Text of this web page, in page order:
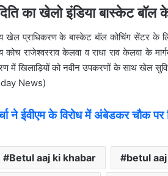
का खेलो इंडिया बास्केट बॉल
खेल प्राधिकरण के बास्केट बॉल कोचिंग सेंटर
राजेश्वरराव केलवा व राधा राव केलवा के
में खिलाड़ियों को नवीन उपकरणों के साथ खेल
News)
ने ईवीएम के विरोध में अंबेडकर चौक पर
Betul aaj ki khabar betul